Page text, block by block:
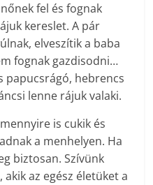
fel és fognak
kereslet. A pár
elveszítik a baba
fognak gazdisodni…
papucsrágó, hebrencs
lenne rájuk valaki.
is cukik és
a menhelyen. Ha
biztosan. Szívünk
az egész életüket a